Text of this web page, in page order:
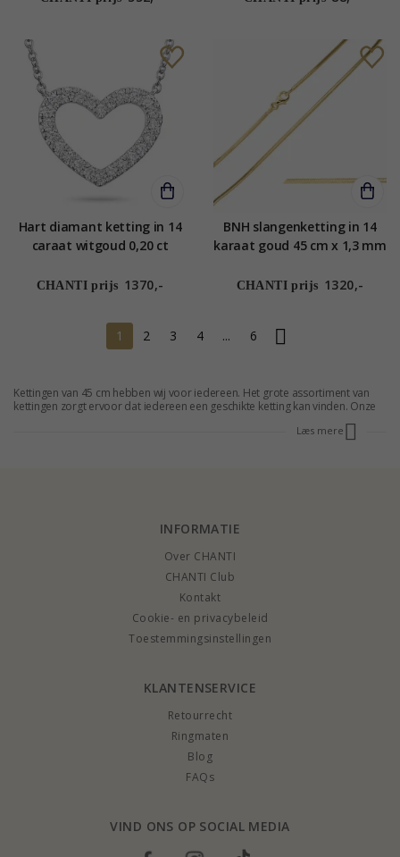
Hart diamant ketting in 14
caraat witgoud 0,20 ct
CHANTI prijs 1370,-
BNH slangenketting in 14
karaat goud 45 cm x 1,3 mm
CHANTI prijs 1320,-
1 2 3 4 ... 6
Kettingen van 45 cm hebben wij voor iedereen. Het grote assortiment van
kettingen zorgt ervoor dat iedereen een geschikte ketting kan vinden. Onze
breedtes. Er zijn kettingen van 45 cm voor iedere smaak en je kunt tot 70 %
Læs mere
INFORMATIE
Over CHANTI
CHANTI Club
Kontakt
Cookie- en privacybeleid
Toestemmingsinstellingen
KLANTENSERVICE
Retourrecht
Ringmaten
Blog
FAQs
VIND ONS OP SOCIAL MEDIA